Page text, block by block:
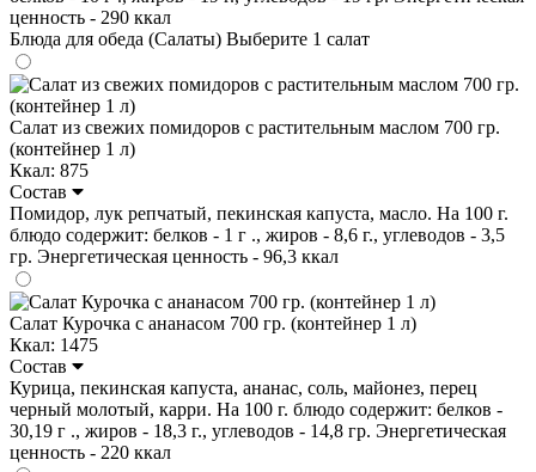
ценность - 290 ккал
Блюда для обеда (Салаты) Выберите 1 салат
Салат из свежих помидоров с растительным маслом 700 гр.
(контейнер 1 л)
Ккал: 875
Состав
Помидор, лук репчатый, пекинская капуста, масло. На 100 г.
блюдо содержит: белков - 1 г ., жиров - 8,6 г., углеводов - 3,5
гр. Энергетическая ценность - 96,3 ккал
Салат Курочка с ананасом 700 гр. (контейнер 1 л)
Ккал: 1475
Состав
Курица, пекинская капуста, ананас, соль, майонез, перец
черный молотый, карри. На 100 г. блюдо содержит: белков -
30,19 г ., жиров - 18,3 г., углеводов - 14,8 гр. Энергетическая
ценность - 220 ккал